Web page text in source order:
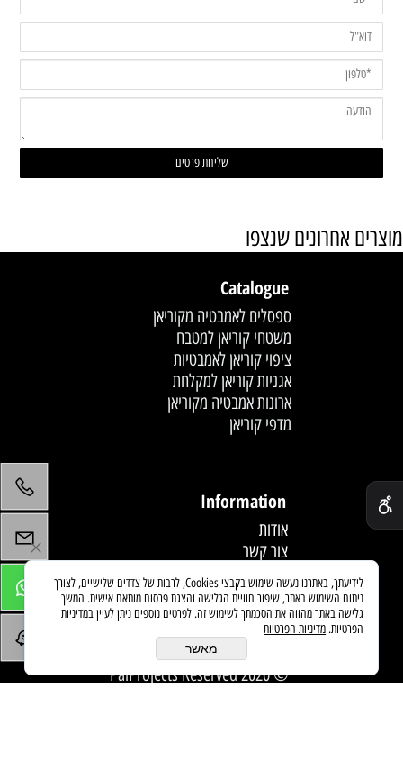
מוצרים אחרונים שנצפו
Catalogue
ספסלים לאמבטיה מקוריאן
משטחי קוריאן למטבח
ציפוי קוריאן לאמבטיות
אגניות קוריאן למקלחת
ארונות אמבטיה מקוריאן
מדפי קוריאן
Information
אודות
צור קשר
מדיניות משלוחים
מאמרים
© 2020 PaiProjects Reserved
לידיעתך, באתרנו נעשה שימוש בקבצי Cookies, לרבות של צדדים שלישיים, לצורך
ניתוח השימוש באתר, שיפור חוויית הגלישה והצגת פרסום מותאם אישית. המשך
גלישה באתר מהווה את הסכמתך לשימוש זה. לפרטים נוספים ניתן לעיין במדיניות
הפרטיות. מדיניות הפרטיות
מאשר